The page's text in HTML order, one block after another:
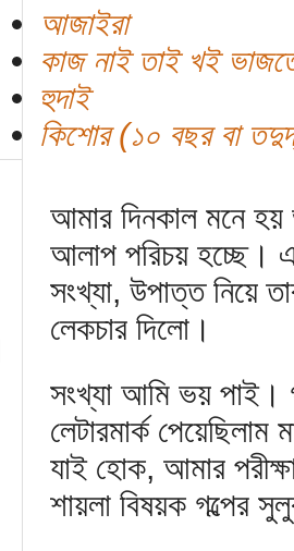
আজাইরা
কাজ নাই তাই খই
হুদাই
কিশোর (১০ বছর বা
আমার দিনকাল মনে হয়
আলাপ পরিচয় হচ্ছে।
সংখ্যা, উপাত্ত নিয়ে
লেকচার দিলো।
সংখ্যা আমি ভয় পাই।
লেটারমার্ক
যাই হোক, আমার
শায়লা বিষয়ক গল্পের